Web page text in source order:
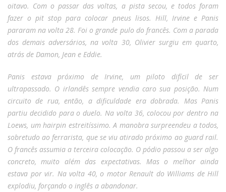
oitavo. Com o passar das voltas, a pista secou, e todos foram
fazer o pit stop para colocar pneus lisos. Hill, Irvine e Panis
pararam na volta 28. Foi o grande pulo do francês. Com a parada
dos demais adversários, na volta 30, Olivier surgiu em quarto,
atrás de Damon, Jean e Eddie.
Panis estava próximo de Irvine, um piloto difícil de ser
ultrapassado. O irlandês sempre vendia caro sua posição. Num
circuito de rua, então, a dificuldade era dobrada. Mas Panis
partiu decidido para o duelo. Na volta 36, colocou por dentro na
Loews, um hairpin estreitíssimo. A manobra surpreendeu a todos,
sobretudo ao ferrarista, que se viu atirado próximo ao guard rail.
O francês assumia a terceira colocação. O pódio passou a ser algo
concreto, muito além das expectativas. Mas o melhor ainda
estava por vir. Na volta 40, o motor Renault do Williams de Hill
explodiu, forçando o inglês a abandonar.